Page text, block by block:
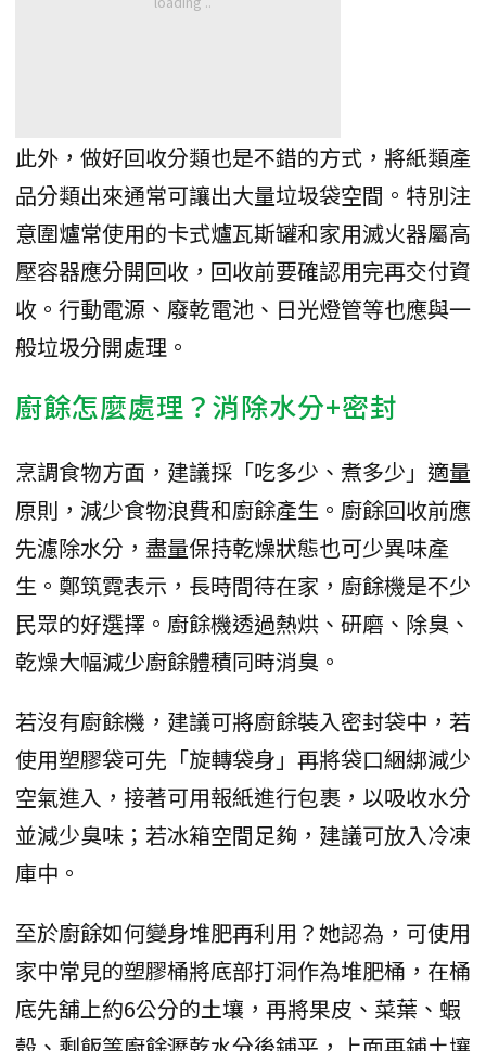
此外，做好回收分類也是不錯的方式，將紙類產
品分類出來通常可讓出大量垃圾袋空間。特別注
意圍爐常使用的卡式爐瓦斯罐和家用滅火器屬高
壓容器應分開回收，回收前要確認用完再交付資
收。行動電源、廢乾電池、日光燈管等也應與一
般垃圾分開處理。
廚餘怎麼處理？消除水分+密封
烹調食物方面，建議採「吃多少、煮多少」適量
原則，減少食物浪費和廚餘產生。廚餘回收前應
先濾除水分，盡量保持乾燥狀態也可少異味產
生。鄭筑霓表示，長時間待在家，廚餘機是不少
民眾的好選擇。廚餘機透過熱烘、研磨、除臭、
乾燥大幅減少廚餘體積同時消臭。
若沒有廚餘機，建議可將廚餘裝入密封袋中，若
使用塑膠袋可先「旋轉袋身」再將袋口綑綁減少
空氣進入，接著可用報紙進行包裹，以吸收水分
並減少臭味；若冰箱空間足夠，建議可放入冷凍
庫中。
至於廚餘如何變身堆肥再利用？她認為，可使用
家中常見的塑膠桶將底部打洞作為堆肥桶，在桶
底先舖上約6公分的土壤，再將果皮、菜葉、蝦